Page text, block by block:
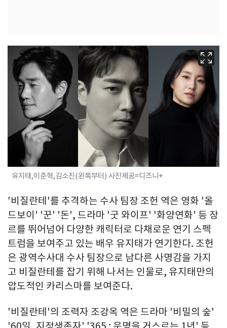
유지태,이준혁,김소진(왼쪽부터) 사진제공=디즈니+
'비질란테'를 추격하는 수사 팀장 조헌 역은 영화 '올
드보이' '꾼' '돈', 드라마 '굿 와이프' '화양연화' 등 장
르를 뛰어넘어 다양한 캐릭터로 다채로운 연기 스펙
트럼을 보여주고 있는 배우 유지태가 연기한다. 조헌
은 광역수사대 수사 팀장으로 남다른 사명감을 가지
고 비질란테를 잡기 위해 나서는 인물로, 유지태만의
압도적인 카리스마를 보여준다.
'비질란테'의 조력자 조강옥 역은 드라마 '비밀의 숲'